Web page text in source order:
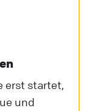
erst startet,
und